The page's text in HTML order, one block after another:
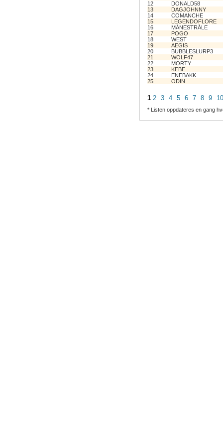
12
DONALD58
13
DAGJOHNNY
14
COMANCHE
15
LEGENDOFLORE
16
MÅNESTRÅLE
17
POGO
18
WEST
19
AEGIS
20
BUBBLESLURP3
21
WOLF47
22
MORTY
23
KEBE
24
ENEBAKK
25
ODIN
1 2 3 4 5 6 7 8 9 10
* Listen oppdateres en gang